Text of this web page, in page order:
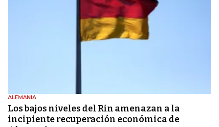
ALEMANIA
Los bajos niveles del Rin amenazan a la
incipiente recuperación económica de